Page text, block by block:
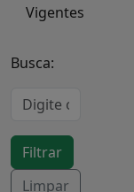
Vigentes
Busca: